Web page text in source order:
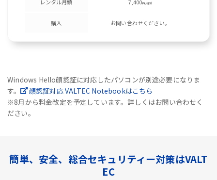
レンタル月額 7,400円/税別
購入 お問い合わせください。
Windows Hello顔認証に対応したパソコンが別途必要になりま
す。
顔認証対応 VALTEC Notebookはこちら
※8月から料金改定を予定しています。詳しくはお問い合わせく
ださい。
簡単、安全、総合セキュリティー対策はVALT
EC